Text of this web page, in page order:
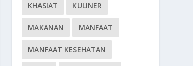
KHASIAT KULINER
MAKANAN MANFAAT
MANFAAT KESEHATAN